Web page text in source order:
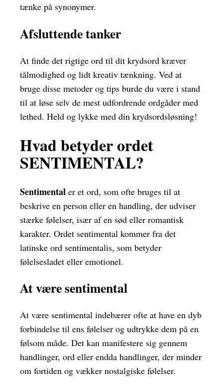
tænke på synonymer.
Afsluttende tanker
At finde det rigtige ord til dit krydsord kræver
tålmodighed og lidt kreativ tænkning. Ved at
bruge disse metoder og tips burde du være i stand
til at løse selv de mest udfordrende ordgåder med
lethed. Held og lykke med din krydsordsløsning!
Hvad betyder ordet
SENTIMENTAL?
Sentimental er et ord, som ofte bruges til at
beskrive en person eller en handling, der udviser
stærke følelser, især af en sød eller romantisk
karakter. Ordet sentimental kommer fra det
latinske ord sentimentalis, som betyder
følelsesladet eller emotionel.
At være sentimental
At være sentimental indebærer ofte at have en dyb
forbindelse til ens følelser og udtrykke dem på en
følsom måde. Det kan manifestere sig gennem
handlinger, ord eller endda handlinger, der minder
om fortiden og vækker nostalgiske følelser.